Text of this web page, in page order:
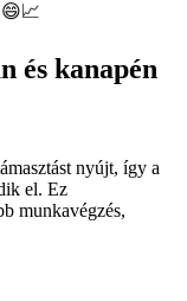
😄📈
és kanapén
nyújt, így a
el. Ez
munkavégzés,